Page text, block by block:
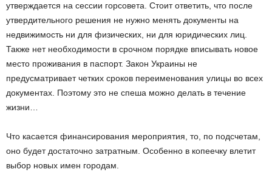
утверждается на сессии горсовета. Стоит ответить, что после
утвердительного решения не нужно менять документы на
недвижимость ни для физических, ни для юридических лиц.
Также нет необходимости в срочном порядке вписывать новое
место проживания в паспорт. Закон Украины не
предусматривает четких сроков переименования улицы во всех
документах. Поэтому это не спеша можно делать в течение
жизни…
Что касается финансирования мероприятия, то, по подсчетам,
оно будет достаточно затратным. Особенно в копеечку влетит
выбор новых имен городам.